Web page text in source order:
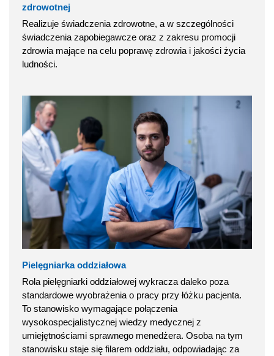
zdrowotnej
Realizuje świadczenia zdrowotne, a w szczególności
świadczenia zapobiegawcze oraz z zakresu promocji
zdrowia mające na celu poprawę zdrowia i jakości życia
ludności.
Pielęgniarka oddziałowa
Rola pielęgniarki oddziałowej wykracza daleko poza
standardowe wyobrażenia o pracy przy łóżku pacjenta.
To stanowisko wymagające połączenia
wysokospecjalistycznej wiedzy medycznej z
umiejętnościami sprawnego menedżera. Osoba na tym
stanowisku staje się filarem oddziału, odpowiadając za